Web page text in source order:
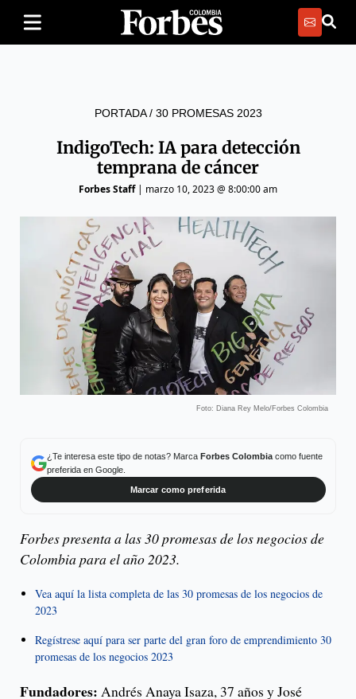
PORTADA/ 30 PROMESAS 2023
IndigoTech: IA para detección
temprana de cáncer
Forbes Staff| marzo 10, 2023 @ 8:00:00 am
Foto: Diana Rey Melo/Forbes Colombia
¿Te interesa este tipo de notas? Marca Forbes Colombiacomo fuente
preferida en Google.
Marcar como preferida
Forbes presenta a las 30 promesas de los negocios de
Colombia para el año 2023.
Vea aquí la lista completa de las 30 promesas de los negocios de
2023
Regístrese aquí para ser parte del gran foro de emprendimiento 30
promesas de los negocios 2023
Fundadores: Andrés Anaya Isaza, 37 años y José